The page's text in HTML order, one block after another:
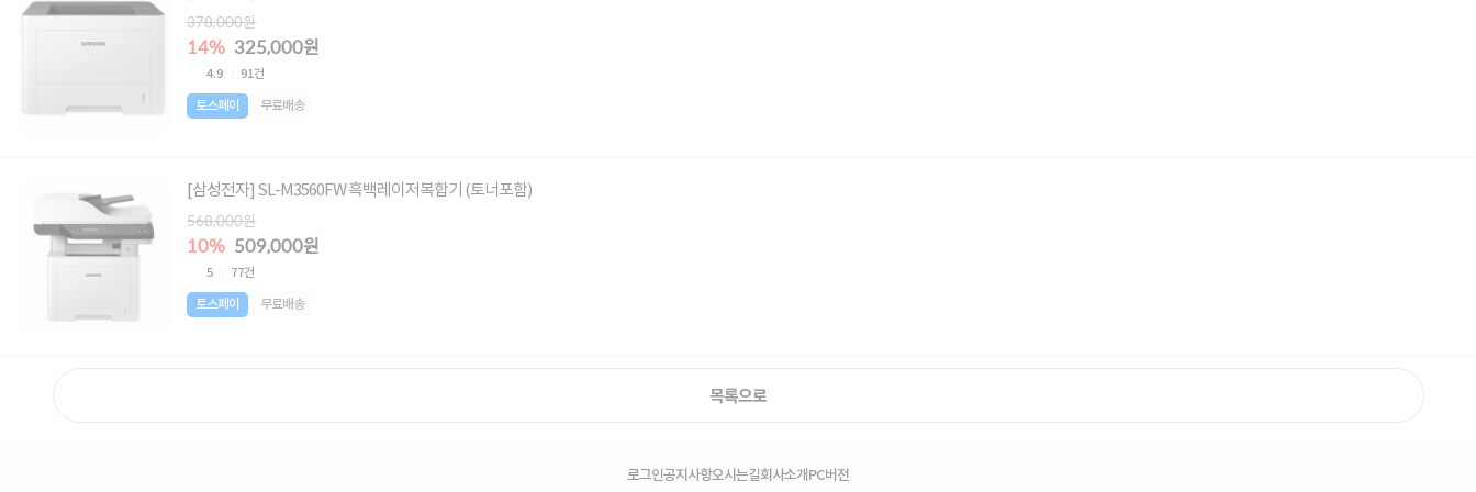
378,000원
14% 325,000원
4.9 91건
토스페이 무료배송
[삼성전자] SL-M3560FW 흑백레이저복합기 (토너포함)
568,000원
10% 509,000원
5 77건
토스페이 무료배송
목록으로
로그인공지사항오시는길회사소개PC버전